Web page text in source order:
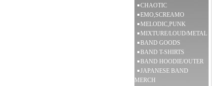
CHAOTIC
EMO,SCREAMO
MELODIC,PUNK
MIXTURE/LOUD/METAL
BAND GOODS
BAND T-SHIRTS
BAND HOODIE/OUTER
JAPANESE BAND
MERCH